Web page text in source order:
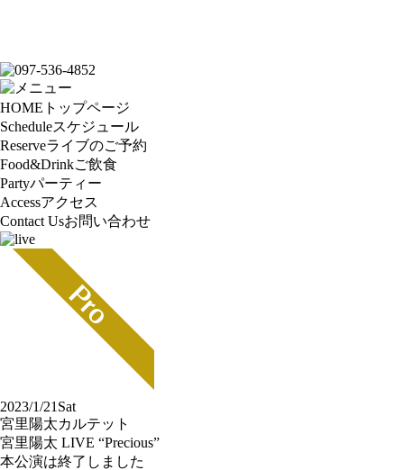
HOME トップページ
Scheduleスケジュール
Reserveライブのご予約
Food&Drinkご飲食
Partyパーティー
Accessアクセス
Contact Usお問い合わせ
2023/1/21 Sat
宮里陽太カルテット
宮里陽太 LIVE “Precious”
本公演は終了しました